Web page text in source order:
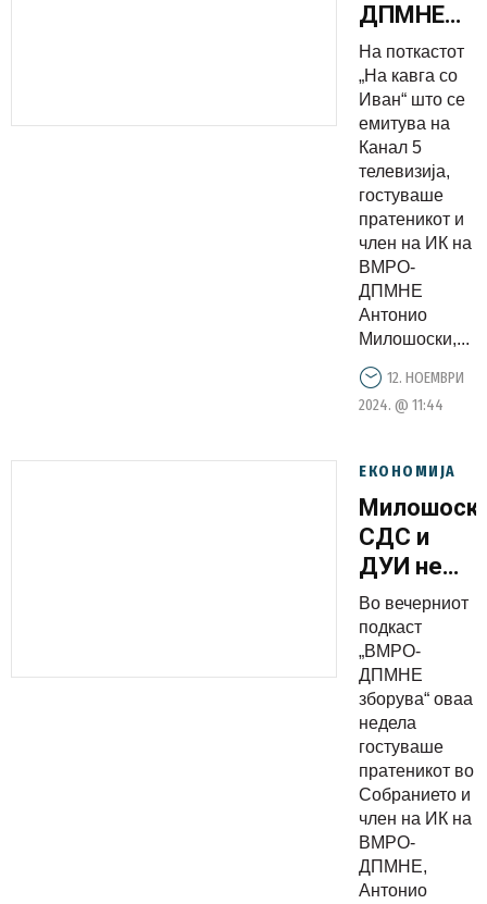
ДПМНЕ
се
насочува
и кон
домашни
проекти и
кон
репутација
на
државата
На поткастот
„На кавга со
Иван“ што се
емитува на
Канал 5
телевизија,
гостуваше
пратеникот и
член на ИК на
ВМРО-
ДПМНЕ
Антонио
Милошоски,...
12. НОЕМВРИ
2024. @ 11:44
ЕКОНОМИЈА
СДС и
ДУИ не
само што
не
од
пат, туку
зад себе
оставија и
една
штета на
Во вечерниот
подкаст
„ВМРО-
ДПМНЕ
зборува“ оваа
недела
гостуваше
пратеникот во
Собранието и
член на ИК на
ВМРО-
ДПМНЕ,
Антонио